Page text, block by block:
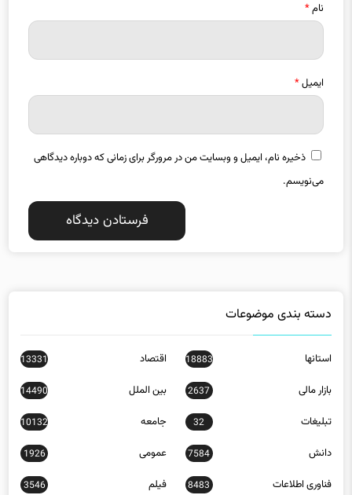
نام*
ایمیل*
ذخیره نام، ایمیل و وبسایت من در مرورگر برای زمانی که دوباره دیدگاهی
می‌نویسم.
دسته بندی موضوعات
استانها 18883 اقتصاد 13331
بازار مالی 2637 بین الملل 14490
تبلیغات 32 جامعه 10132
دانش 7584 عمومی 1926
فناوری اطلاعات 8483 فیلم 3546